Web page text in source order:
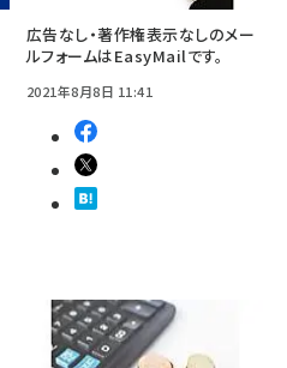
広告なし・著作権表示なしのメー
ルフォームはEasyMailです。
2021年8月8日 11:41